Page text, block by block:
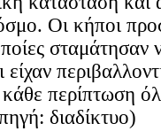
Οι κήποι
σταμάτησαν
κάθε περίπτωση
διαδίκτυο)